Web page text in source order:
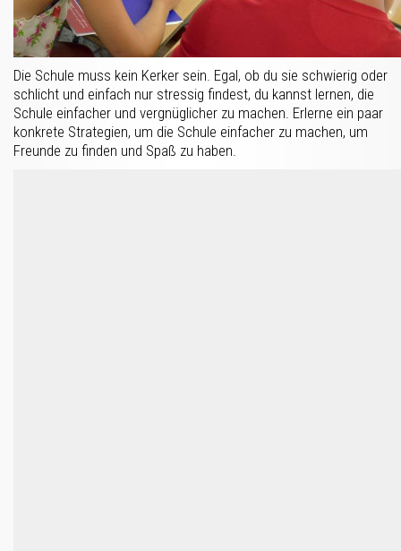
Die Schule muss kein Kerker sein. Egal, ob du sie schwierig oder
schlicht und einfach nur stressig findest, du kannst lernen, die
Schule einfacher und vergnüglicher zu machen. Erlerne ein paar
konkrete Strategien, um die Schule einfacher zu machen, um
Freunde zu finden und Spaß zu haben.